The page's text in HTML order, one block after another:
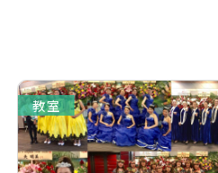
教室